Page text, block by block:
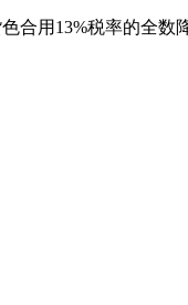
用13%税率的全数